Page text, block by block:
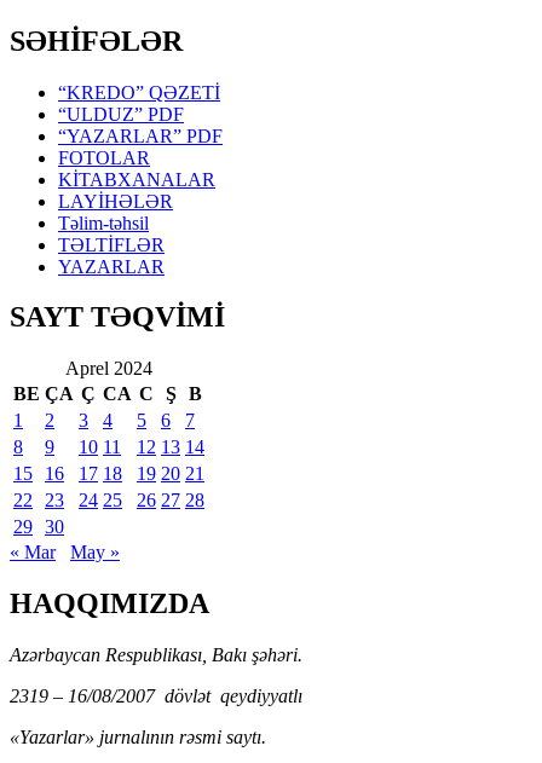
SƏHİFƏLƏR
“KREDO” QƏZETİ
“ULDUZ” PDF
“YAZARLAR” PDF
FOTOLAR
KİTABXANALAR
LAYİHƏLƏR
Təlim-təhsil
TƏLTİFLƏR
YAZARLAR
SAYT TƏQVİMİ
Aprel 2024
BE ÇA Ç CA C Ş
B
1
2 3 4 5 6
7
8
9 10 11 12 13 14
15
16 17 18 19 20 21
22
23 24 25 26 27 28
29 30
« Mar
May »
HAQQIMIZDA
Azərbaycan Respublikası, Bakı şəhəri.
2319 – 16/08/2007 dövlət qeydiyyatlı
«Yazarlar» jurnalının rəsmi saytı.